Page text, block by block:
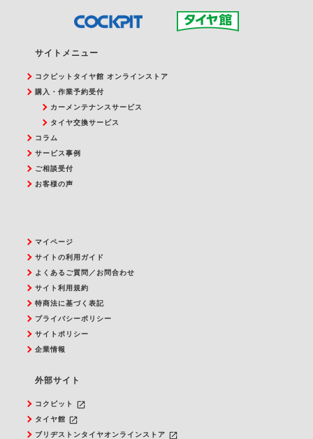
サイトメニュー
コクピットタイヤ館 オンラインストア
購入・作業予約受付
カーメンテナンスサービス
タイヤ交換サービス
コラム
サービス事例
ご相談受付
お客様の声
マイページ
サイトの利用ガイド
よくあるご質問／お問合わせ
サイト利用規約
特商法に基づく表記
プライバシーポリシー
サイトポリシー
企業情報
外部サイト
コクピット launch
タイヤ館 launch
ブリヂストンタイヤオンラインストア launch